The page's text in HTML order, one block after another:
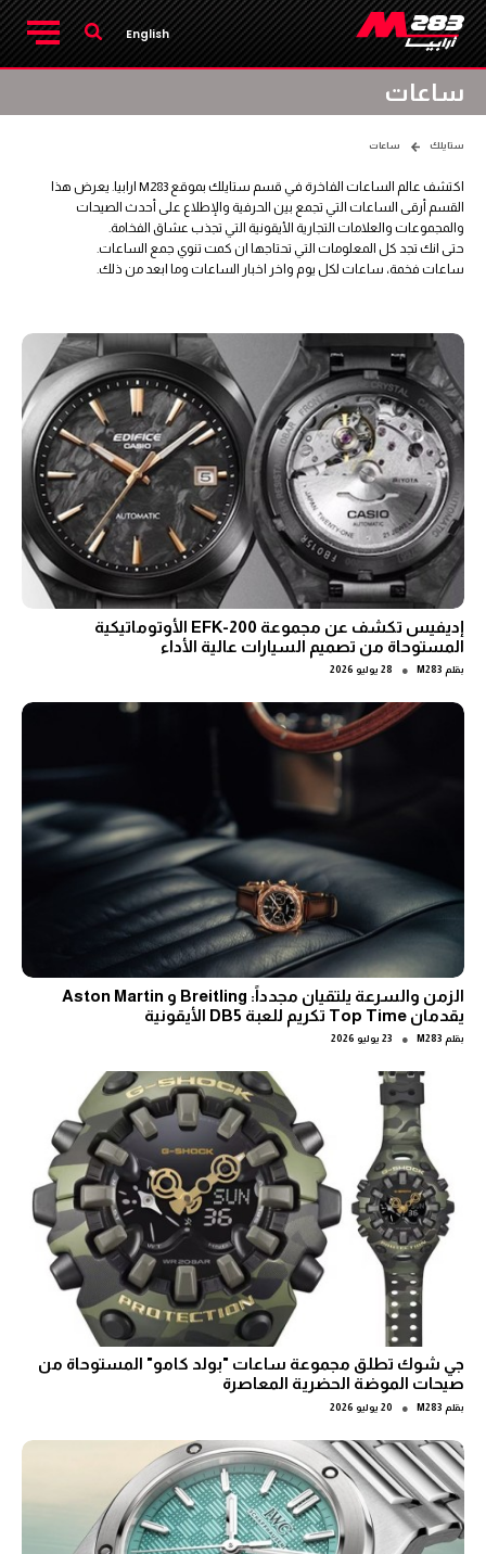
English
ساعات
ستايلك ساعات
اكتشف عالم الساعات الفاخرة في قسم ستايلك بموقع M283 ارابيا. يعرض هذا
القسم أرقى الساعات التي تجمع بين الحرفية والإطلاع على أحدث الصيحات
والمجموعات والعلامات التجارية الأيقونية التي تجذب عشاق الفخامة.
حتى انك تجد كل المعلومات التي تحتاجها ان كمت تنوي جمع الساعات.
ساعات فخمة، ساعات لكل يوم واخر اخبار الساعات وما ابعد من ذلك.
إديفيس تكشف عن مجموعة EFK-200 الأوتوماتيكية
المستوحاة من تصميم السيارات عالية الأداء
بقلم M283
● 28 يوليو 2026
الزمن والسرعة يلتقيان مجدداً: Breitling و Aston Martin
يقدمان Top Time تكريم للعبة DB5 الأيقونية
بقلم M283
● 23 يوليو 2026
جي شوك تطلق مجموعة ساعات "بولد كامو" المستوحاة من
صيحات الموضة الحضرية المعاصرة
بقلم M283
● 20 يوليو 2026